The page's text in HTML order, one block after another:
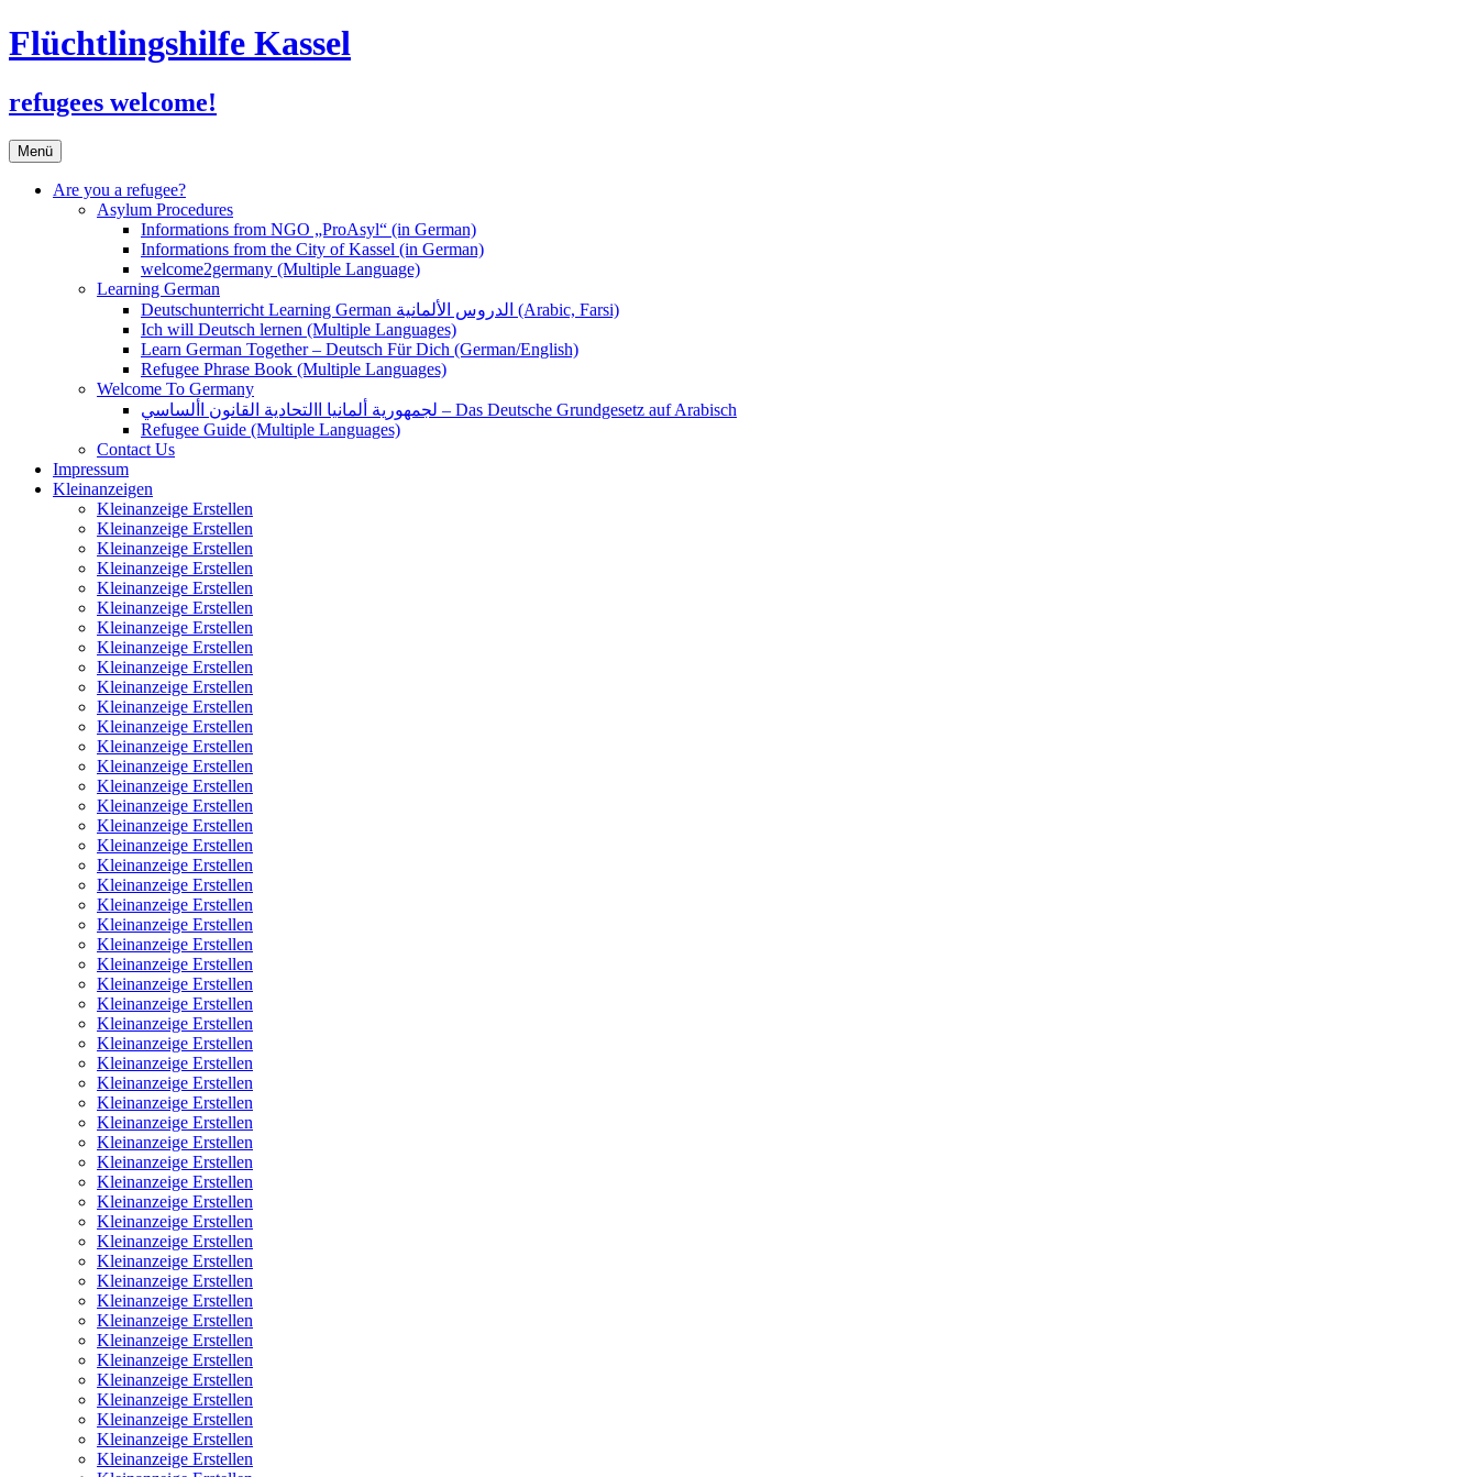
Flüchtlingshilfe Kassel
refugees welcome!
Menü Zum
Inhalt
springen
Are you a refugee?
Asylum Procedures
Informations from NGO „ProAsyl“ (in German)
Informations from the City of Kassel (in German)
welcome2germany (Multiple Language)
Learning German
Deutschunterricht Learning German الدروس الألمانية (Arabic, Farsi)
Ich will Deutsch lernen (Multiple Languages)
Learn German Together – Deutsch Für Dich (German/English)
Refugee Phrase Book (Multiple Languages)
Welcome To Germany
لجمهورية ألمانيا االتحادية القانون األساسي – Das Deutsche Grundgesetz auf Arabisch
Refugee Guide (Multiple Languages)
Contact Us
Impressum
Kleinanzeigen
Kleinanzeige Erstellen
Kleinanzeige Erstellen
Kleinanzeige Erstellen
Kleinanzeige Erstellen
Kleinanzeige Erstellen
Kleinanzeige Erstellen
Kleinanzeige Erstellen
Kleinanzeige Erstellen
Kleinanzeige Erstellen
Kleinanzeige Erstellen
Kleinanzeige Erstellen
Kleinanzeige Erstellen
Kleinanzeige Erstellen
Kleinanzeige Erstellen
Kleinanzeige Erstellen
Kleinanzeige Erstellen
Kleinanzeige Erstellen
Kleinanzeige Erstellen
Kleinanzeige Erstellen
Kleinanzeige Erstellen
Kleinanzeige Erstellen
Kleinanzeige Erstellen
Kleinanzeige Erstellen
Kleinanzeige Erstellen
Kleinanzeige Erstellen
Kleinanzeige Erstellen
Kleinanzeige Erstellen
Kleinanzeige Erstellen
Kleinanzeige Erstellen
Kleinanzeige Erstellen
Kleinanzeige Erstellen
Kleinanzeige Erstellen
Kleinanzeige Erstellen
Kleinanzeige Erstellen
Kleinanzeige Erstellen
Kleinanzeige Erstellen
Kleinanzeige Erstellen
Kleinanzeige Erstellen
Kleinanzeige Erstellen
Kleinanzeige Erstellen
Kleinanzeige Erstellen
Kleinanzeige Erstellen
Kleinanzeige Erstellen
Kleinanzeige Erstellen
Kleinanzeige Erstellen
Kleinanzeige Erstellen
Kleinanzeige Erstellen
Kleinanzeige Erstellen
Kleinanzeige Erstellen